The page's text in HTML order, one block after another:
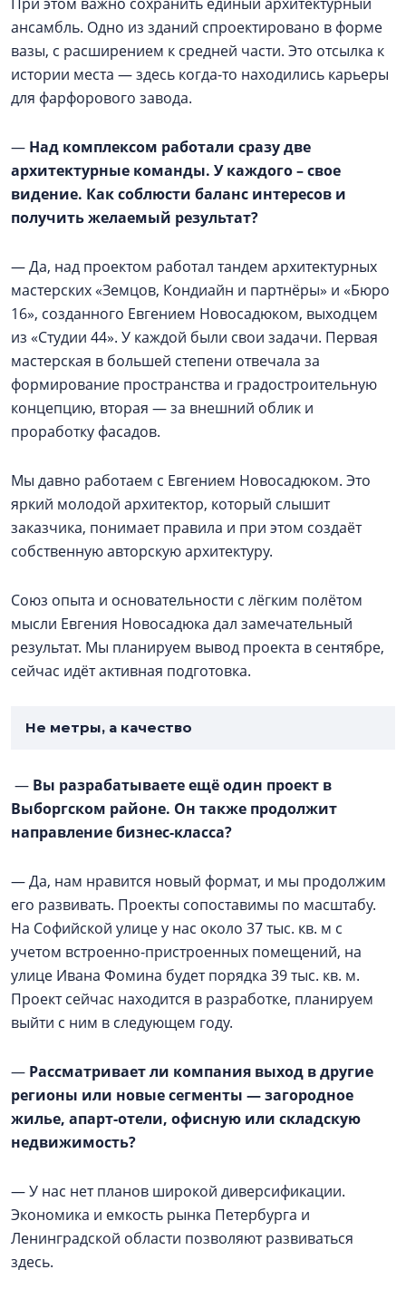
ансамбль. Одно из зданий спроектировано в форме
вазы, с расширением к средней части. Это отсылка к
истории места — здесь когда-то находились карьеры
для фарфорового завода.
— Над комплексом работали сразу две
архитектурные команды. У каждого – свое
видение. Как соблюсти баланс интересов и
получить желаемый результат?
— Да, над проектом работал тандем архитектурных
мастерских «Земцов, Кондиайн и партнёры» и «Бюро
16», созданного Евгением Новосадюком, выходцем
из «Студии 44». У каждой были свои задачи. Первая
мастерская в большей степени отвечала за
формирование пространства и градостроительную
концепцию, вторая — за внешний облик и
проработку фасадов.
Мы давно работаем с Евгением Новосадюком. Это
яркий молодой архитектор, который слышит
заказчика, понимает правила и при этом создаёт
собственную авторскую архитектуру.
Союз опыта и основательности с лёгким полётом
мысли Евгения Новосадюка дал замечательный
результат. Мы планируем вывод проекта в сентябре,
сейчас идёт активная подготовка.
Не метры, а качество
— Вы разрабатываете ещё один проект в
Выборгском районе. Он также продолжит
направление бизнес-класса?
— Да, нам нравится новый формат, и мы продолжим
его развивать. Проекты сопоставимы по масштабу.
На Софийской улице у нас около 37 тыс. кв. м с
учетом встроенно-пристроенных помещений, на
улице Ивана Фомина будет порядка 39 тыс. кв. м.
Проект сейчас находится в разработке, планируем
выйти с ним в следующем году.
— Рассматривает ли компания выход в другие
регионы или новые сегменты — загородное
жилье, апарт-отели, офисную или складскую
недвижимость?
— У нас нет планов широкой диверсификации.
Экономика и емкость рынка Петербурга и
Ленинградской области позволяют развиваться
здесь.